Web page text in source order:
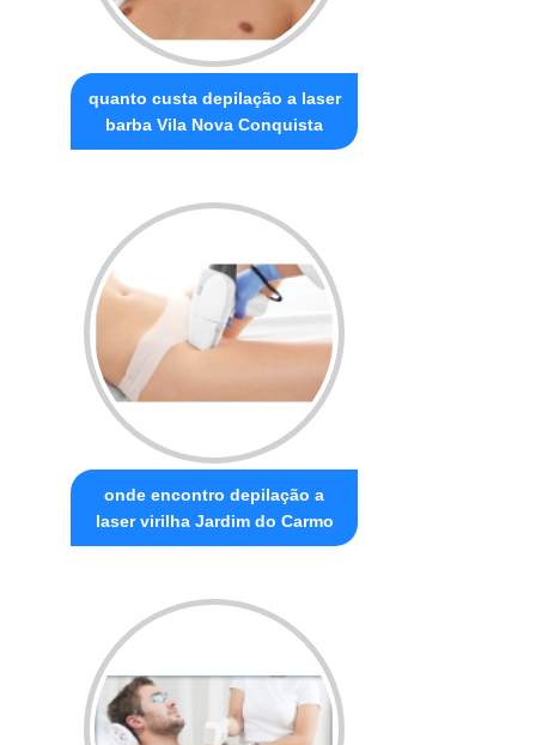
quanto custa depilação a laser
barba Vila Nova Conquista
onde encontro depilação a
laser virilha Jardim do Carmo